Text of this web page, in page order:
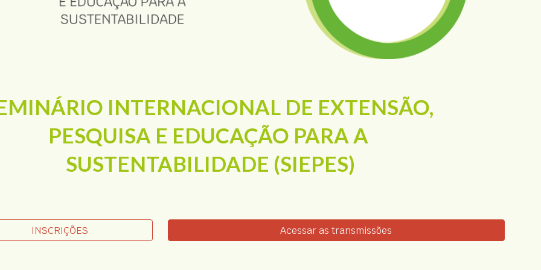
INTERNACIONAL DE EXTENSÃO,
PESQUISA E EDUCAÇÃO PARA A
SUSTENTABILIDADE (SIEPES)
INSCRIÇÕES Acessar as transmissões